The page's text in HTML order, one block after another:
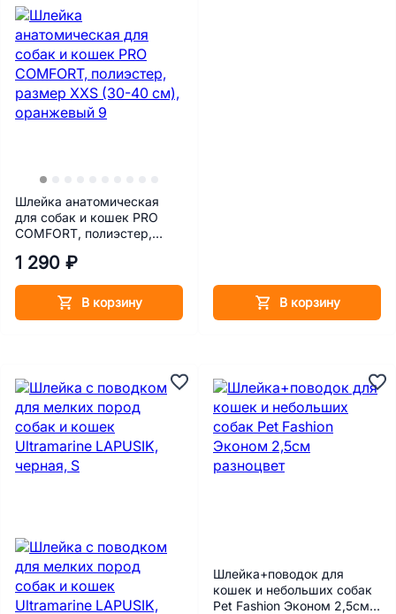
Шлейка анатомическая
для собак и кошек PRO
COMFORT, полиэстер,
оранжевый
1 290 ₽
В корзину В корзину
Шлейка+поводок для
кошек и небольших собак
Pet Fashion Эконом 2,5см